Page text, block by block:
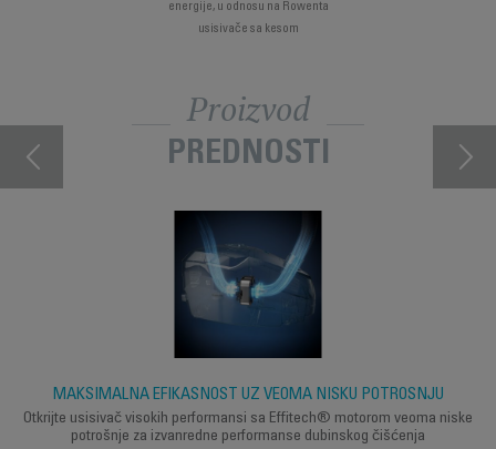
energije, u odnosu na Rowenta
usisivače sa kesom
Proizvod
PREDNOSTI
MAKSIMALNA EFIKASNOST UZ VEOMA NISKU POTROŠNJU
Otkrijte usisivač visokih performansi sa Effitech® motorom veoma niske
potrošnje za izvanredne performanse dubinskog čišćenja